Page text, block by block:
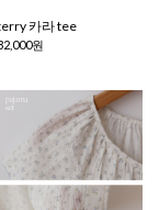
카라 tee
원